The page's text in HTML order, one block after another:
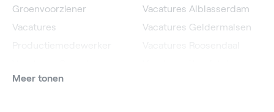
Groenvoorziener
Vacatures
Vacatures
Vacatures Alblasserdam
Vacatures Geldermalsen
Meer tonen